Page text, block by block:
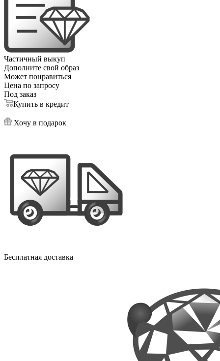
Частичный выкуп
Дополните свой образ
Может понравиться
Цена по запросу
Под заказ
Купить в кредит
Хочу в подарок
Бесплатная доставка